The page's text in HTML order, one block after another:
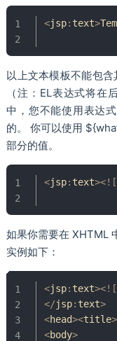
<jsp: text>
以上文本模板不能包
（注：EL表达式将在
中，您不能使用表达
的。 你可以使用
部分的值。
<jsp: text><! [
如果你需要在 XHTML
实例如下：
<jsp: text><! [
</jsp: text>
<head><title>
<body>